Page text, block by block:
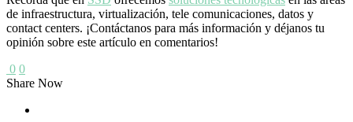
de infraestructura, virtualización, tele comunicaciones, datos y
contact centers. ¡Contáctanos para más información y déjanos tu
opinión sobre este artículo en comentarios!
0 0
Share Now